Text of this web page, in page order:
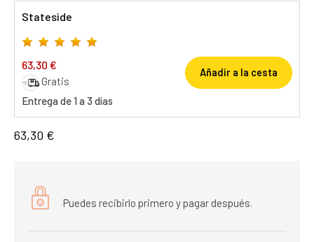
Stateside
63,30 €
Gratis
Entrega de 1 a 3 días
Añadir a la cesta
63,30 €
Puedes recibirlo primero y pagar después.